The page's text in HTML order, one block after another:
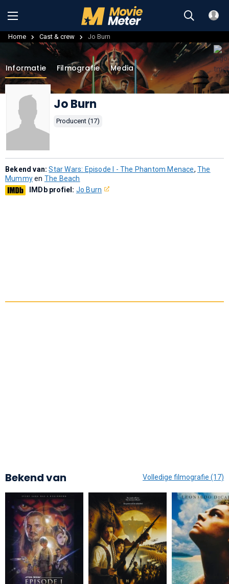
Home Cast & crew Jo Burn
Informatie Filmografie Media
Jo Burn
Producent (17)
Bekend van:Star Wars: Episode I - The Phantom Menace,The
Mummyen The Beach
IMDb profiel: Jo Burn
Bekend van Volledige filmografie (17)